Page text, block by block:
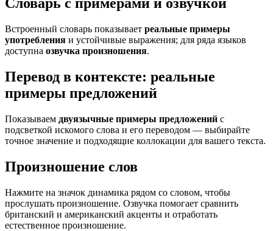
Словарь с примерами и озвучкой
Встроенный словарь показывает реальные примеры
употребления и устойчивые выражения; для ряда языков
доступна озвучка произношения.
Перевод в контексте: реальные
примеры предложений
Показываем двуязычные примеры предложений с
подсветкой искомого слова и его переводом — выбирайте
точное значение и подходящие коллокации для вашего текста.
Произношение слов
Нажмите на значок динамика рядом со словом, чтобы
прослушать произношение. Озвучка помогает сравнить
британский и американский акценты и отработать
естественное произношение.